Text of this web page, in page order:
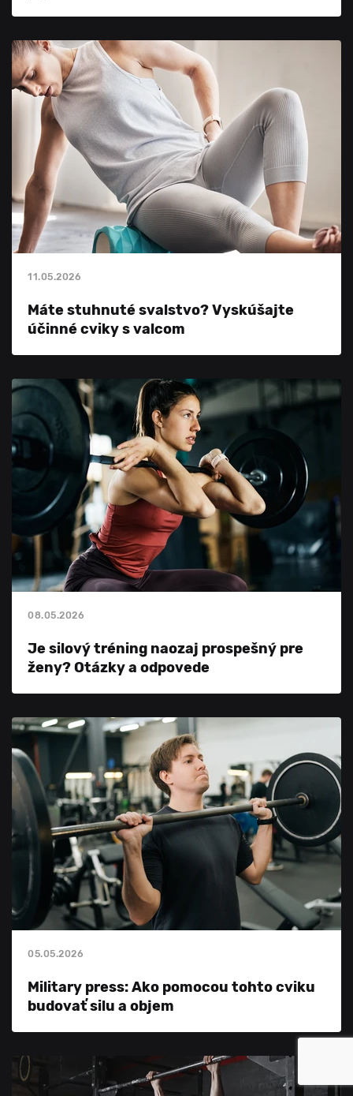
11.05.2026
Máte stuhnuté svalstvo? Vyskúšajte
účinné cviky s valcom
08.05.2026
Je silový tréning naozaj prospešný pre
ženy? Otázky a odpovede
05.05.2026
Military press: Ako pomocou tohto cviku
budovať silu a objem